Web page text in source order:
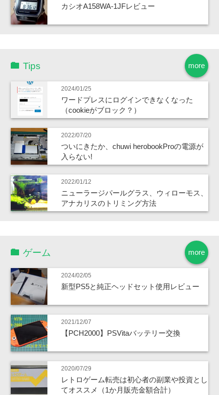
カシオA158WA-1JFレビュー
more
Tips
2024/01/25
ワードプレスにログインできなくなった
（cookieがブロック？）
2022/07/20
ついにきたか、chuwi herobookProの電源が
入らない!
2022/01/12
ニューラージパールグラス、ウィローモス、
アナカリスのトリミング方法
more
ゲーム
2024/02/05
新型PS5と純正ヘッドセット使用レビュー
2021/12/07
【PCH2000】PSVitaバッテリー交換
2020/07/29
レトロゲーム転売は初心者の副業や投資とし
てオススメ（1か月販売金額合計）